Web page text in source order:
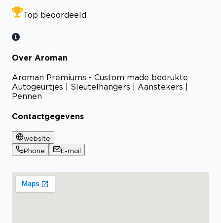
Top beoordeeld
Over Aroman
Aroman Premiums - Custom made bedrukte
Autogeurtjes | Sleutelhangers | Aanstekers |
Pennen
Contactgegevens
website
Phone
E-mail